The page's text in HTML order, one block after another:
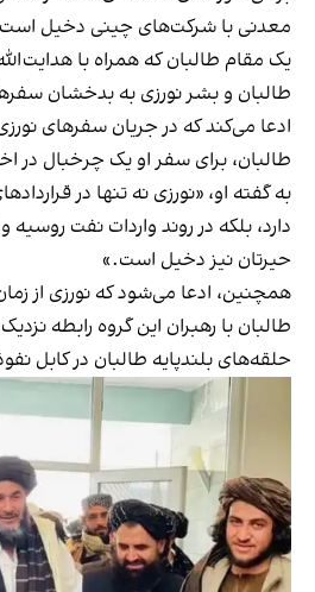
معدنی با شرکت‌های چینی دخیل
یک مقام طالبان که همراه با
طالبان و بشر نورزی به بدخشان
ادعا می‌کند که در جریان سفرهای
طالبان، برای سفر او یک چرخبال در
به گفته او، «نورزی نه تنها در
دارد، بلکه در روند واردات نفت روسیه
حیرتان نیز دخیل است.»
همچنین، ادعا می‌شود که نورزی از زمان
طالبان با رهبران این گروه رابطه
حلقه‌های بلندپایه طالبان در کابل